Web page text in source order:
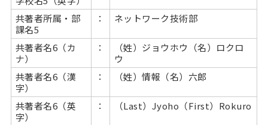
共著者所属・部
課名5
： ネットワーク技術部
共著者名6（カ
ナ）
：
（姓）ジョウホウ（名）ロクロ
ウ
共著者名6（漢
字）
： （姓）情報（名）六郎
共著者名6（英
字）
： （Last）Jyoho（First）Rokuro